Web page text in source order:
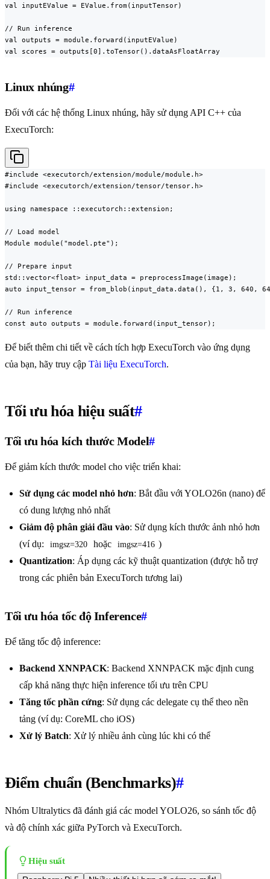
val inputEValue = EValue.from(inputTensor)
// Run inference
val outputs = module.forward(inputEValue)
val scores = outputs[0].toTensor().dataAsFloatArray
Linux nhúng#
Đối với các hệ thống Linux nhúng, hãy sử dụng API C++ của
ExecuTorch:
#include <executorch/extension/module/module.h>
#include <executorch/extension/tensor/tensor.h>
using namespace ::executorch::extension;
// Load model
Module module("model.pte");
// Prepare input
std::vector<float> input_data = preprocessImage(image);
auto input_tensor = from_blob(input_data.data(), {1, 3, 640,
// Run inference
const auto outputs = module.forward(input_tensor);
Để biết thêm chi tiết về cách tích hợp ExecuTorch vào ứng dụng
của bạn, hãy truy cập Tài liệu ExecuTorch.
Tối ưu hóa hiệu suất#
Tối ưu hóa kích thước Model#
Để giảm kích thước model cho việc triển khai:
Sử dụng các model nhỏ hơn: Bắt đầu với YOLO26n (nano) để
có dung lượng nhỏ nhất
Giảm độ phân giải đầu vào: Sử dụng kích thước ảnh nhỏ hơn
(ví dụ:
imgsz=320 hoặc imgsz=416 )
Quantization: Áp dụng các kỹ thuật quantization (được hỗ trợ
trong các phiên bản ExecuTorch tương lai)
Tối ưu hóa tốc độ Inference#
Để tăng tốc độ inference:
Backend XNNPACK: Backend XNNPACK mặc định cung
cấp khả năng thực hiện inference tối ưu trên CPU
Tăng tốc phần cứng: Sử dụng các delegate cụ thể theo nền
tảng (ví dụ: CoreML cho iOS)
Xử lý Batch: Xử lý nhiều ảnh cùng lúc khi có thể
Điểm chuẩn (Benchmarks)#
Nhóm Ultralytics đã đánh giá các model YOLO26, so sánh tốc độ
và độ chính xác giữa PyTorch và ExecuTorch.
Hiệu suất